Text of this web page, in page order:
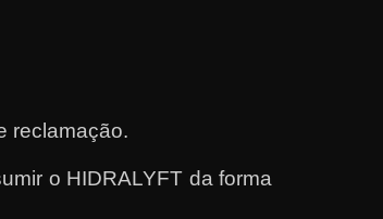
reclamação.
o HIDRALYFT da forma